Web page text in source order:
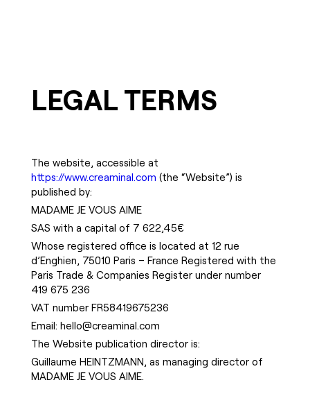
LEGAL TERMS
The website, accessible at
https://www.creaminal.com (the “Website”) is
published by:
MADAME JE VOUS AIME
SAS with a capital of 7 622,45€
Whose registered office is located at 12 rue
d’Enghien, 75010 Paris – France Registered with the
Paris Trade & Companies Register under number
419 675 236
VAT number FR58419675236
Email: hello@creaminal.com
The Website publication director is:
Guillaume HEINTZMANN, as managing director of
MADAME JE VOUS AIME.